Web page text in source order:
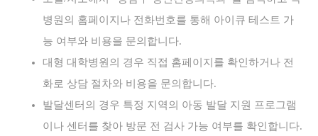
병원의 홈페이지나 전화번호를 통해 아이큐 테스트 가
능 여부와 비용을 문의합니다.
대형 대학병원의 경우 직접 홈페이지를 확인하거나 전
화로 상담 절차와 비용을 문의합니다.
발달센터의 경우 특정 지역의 아동 발달 지원 프로그램
이나 센터를 찾아 방문 전 검사 가능 여부를 확인합니다.